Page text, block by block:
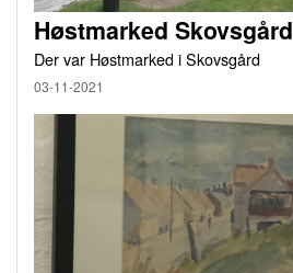
Høstmarked Skovsgård
Der var Høstmarked i Skovsgård
03-11-2021